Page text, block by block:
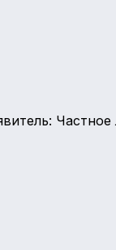
: Частное